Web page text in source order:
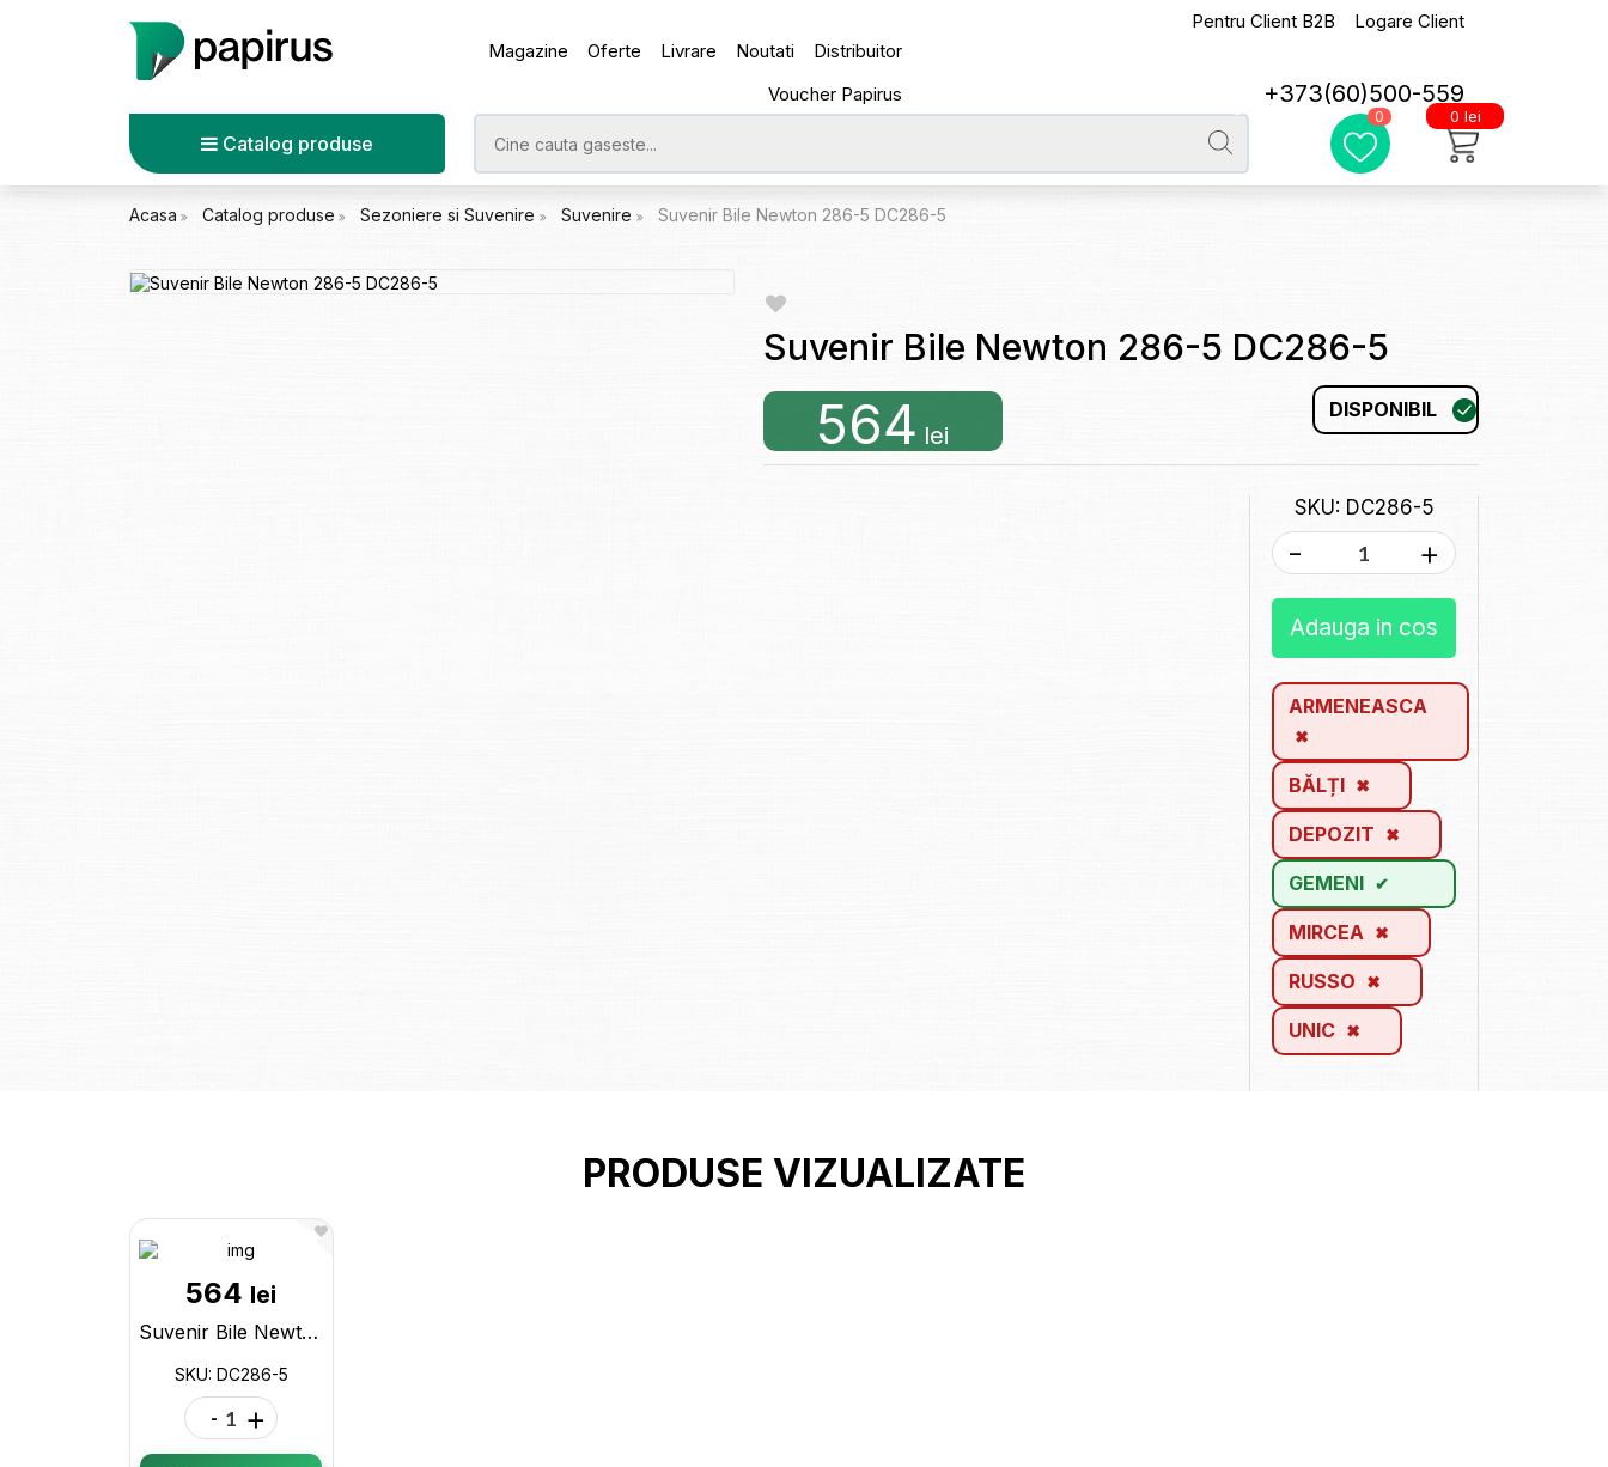
Magazine Oferte Livrare Noutati
Distribuitor
Voucher Papirus
Pentru Client B2B Logare Client
+373(60)500-559
Catalog produse
0 0 lei
Acasa Catalog produse Sezoniere si Suvenire Suvenire Suvenir Bile Newton 286-5 DC286-5
Suvenir Bile Newton 286-5 DC286-5
564 lei
DISPONIBIL
SKU: DC286-5
- +
Adauga in cos
ARMENEASCA
BĂLȚI
DEPOZIT
GEMENI
MIRCEA
RUSSO
UNIC
PRODUSE VIZUALIZATE
564 lei
Suvenir Bile Newton 286-5 DC286-5
SKU: DC286-5
- +